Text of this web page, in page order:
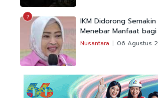
7
IKM Didorong Semakin
Menebar Manfaat
Nusantara 06 Agustus